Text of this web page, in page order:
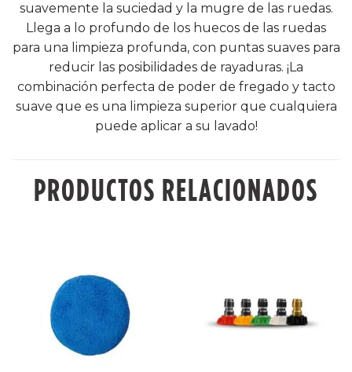
suavemente la suciedad y la mugre de las ruedas.
Llega a lo profundo de los huecos de las ruedas
para una limpieza profunda, con puntas suaves para
reducir las posibilidades de rayaduras. ¡La
combinación perfecta de poder de fregado y tacto
suave que es una limpieza superior que cualquiera
puede aplicar a su lavado!
PRODUCTOS RELACIONADOS